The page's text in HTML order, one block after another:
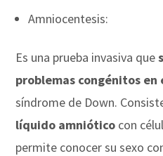
Amniocentesis:
Es una prueba invasiva que
problemas congénitos en
síndrome de Down.
líquido amniótico con
permite conocer su sexo